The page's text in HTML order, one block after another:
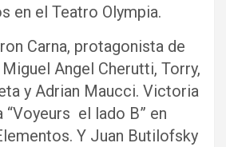
en el Teatro Olympia.
Carna, protagonista de
Miguel Angel Cherutti, Torry,
y Adrian Maucci. Victoria
“Voyeurs el lado B” en
Y Juan Butilofsky